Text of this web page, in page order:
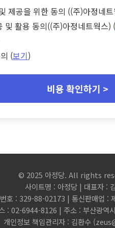
제공을 위한 동의 ((주)아정네
및 활용 동의((주)아정네트웍스) (
(보기)
비용 확인하기 >
© 2025 아정당. All rights
사이트명 : 아정당 | 대표자 :
호 : 329-88-02173 | 통신판매업 :
: 02-6944-8126 | 주소 : 부산광역
개인정보 책임관리자 : 김환수 (